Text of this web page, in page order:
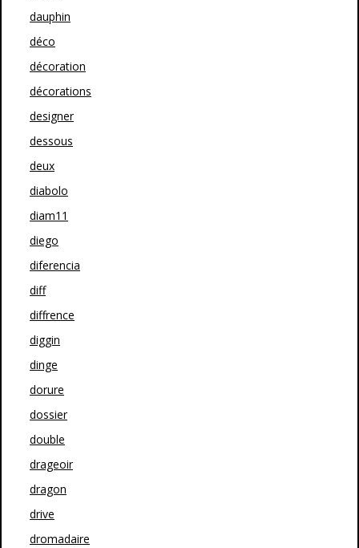
dauphin
déco
décoration
décorations
designer
dessous
deux
diabolo
diam11
diego
diferencia
diff
diffrence
diggin
dinge
dorure
dossier
double
drageoir
dragon
drive
dromadaire